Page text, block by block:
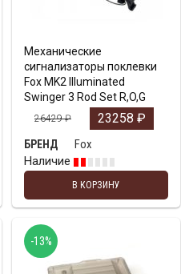
Механические
сигнализаторы поклевки
Fox MK2 Illuminated
Swinger 3 Rod Set R,O,G
26429₽ 23258 ₽
БРЕНД
Fox
Наличие
В КОРЗИНУ
-13%